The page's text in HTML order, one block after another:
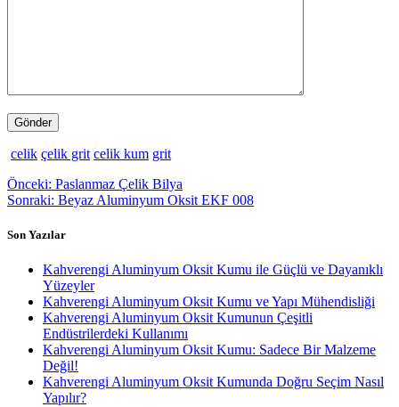
celik çelik grit celik kum grit
Yazı
gezinmesi
Önceki: Önceki
yazı:
Paslanmaz Çelik Bilya
Sonraki: Sonraki
Beyaz Aluminyum Oksit EKF 008
Son Yazılar
Kahverengi Aluminyum Oksit Kumu ile Güçlü ve Dayanıklı
Yüzeyler
Kahverengi Aluminyum Oksit Kumu ve Yapı Mühendisliği
Kahverengi Aluminyum Oksit Kumunun Çeşitli
Endüstrilerdeki Kullanımı
Kahverengi Aluminyum Oksit Kumu: Sadece Bir Malzeme
Değil!
Kahverengi Aluminyum Oksit Kumunda Doğru Seçim Nasıl
Yapılır?